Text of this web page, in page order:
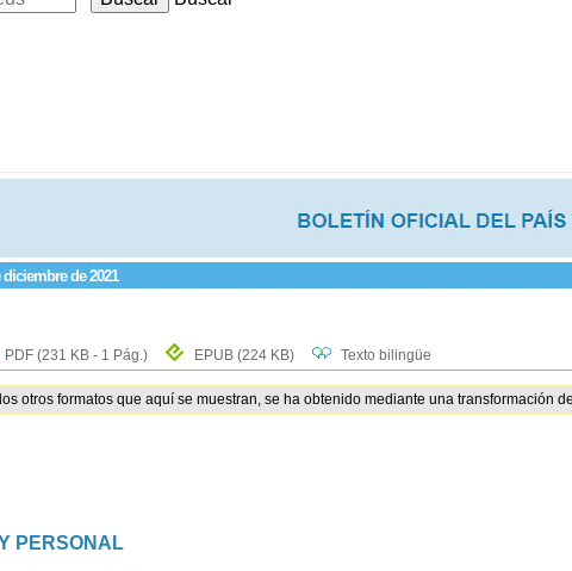
de 2021
PDF (231 KB - 1 Pág.) EPUB (224 KB) Texto bilingüe
otros formatos que aquí se muestran, se ha obtenido mediante una transformación
PERSONAL